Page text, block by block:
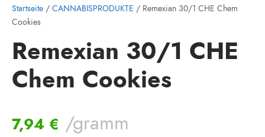
Startseite / CANNABISPRODUKTE / Remexian 30/1 CHE Chem
Cookies
Remexian 30/1 CHE
Chem Cookies
7,94 € /gramm